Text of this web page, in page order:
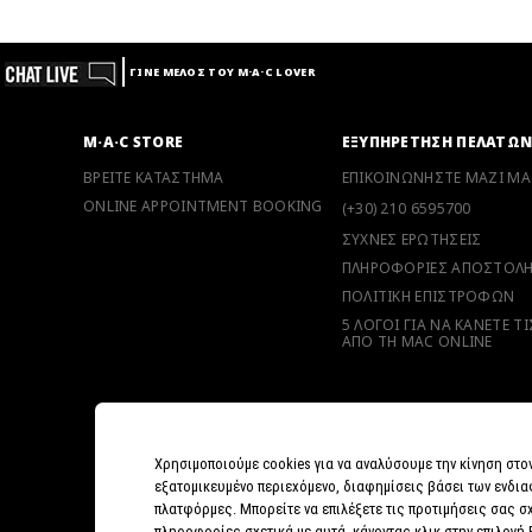
ΓΙΝΕ ΜΕΛΟΣ ΤΟΥ M·A·C LOVER
M·A·C STORE
ΒΡΕΙΤΕ ΚΑΤΑΣΤΗΜΑ
ONLINE APPOINTMENT BOOKING
ΕΞΥΠΗΡΕΤΗΣΗ ΠΕΛΑΤΩΝ
ΕΠΙΚΟΙΝΩΝΗΣΤΕ ΜΑΖΙ
(+30) 210 6595700
ΣΥΧΝΕΣ ΕΡΩΤΗΣΕΙΣ
ΠΛΗΡΟΦΟΡΙΕΣ
ΠΟΛΙΤΙΚΗ ΕΠΙΣΤΡΟΦΩΝ
5 ΛΟΓΟΙ ΓΙΑ ΝΑ ΚΑΝΕΤΕ
ΑΠΟ ΤΗ MAC ONLINE
Χρησιμοποιούμε cookies για να αναλύσουμε την κίνηση
εξατομικευμένο περιεχόμενο, διαφημίσεις βάσει των
πλατφόρμες. Μπορείτε να επιλέξετε τις προτιμήσεις σας